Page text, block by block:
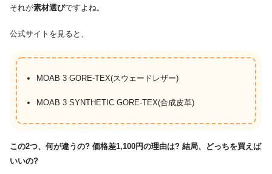
それが素材選びですよね。
公式サイトを見ると、
MOAB 3 GORE-TEX(スウェードレザー)
MOAB 3 SYNTHETIC GORE-TEX(合成皮革)
この2つ、何が違うの? 価格差1,100円の理由は? 結局、どっちを買えば
いいの?